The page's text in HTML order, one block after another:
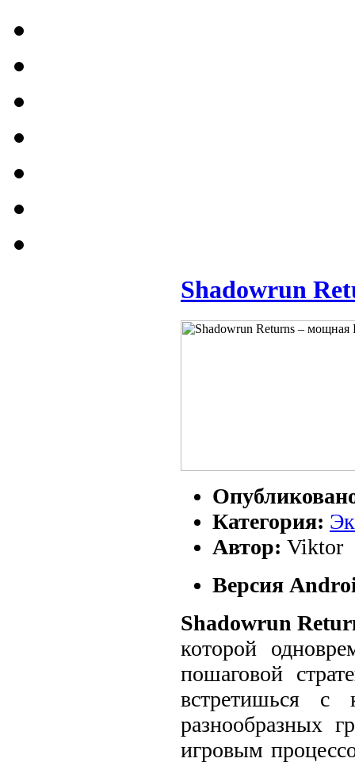
Shadowrun
Категория:
Автор: Viktor
Версия
Shadowrun
которой
пошаговой
встретишься с
разнообразных
игровым